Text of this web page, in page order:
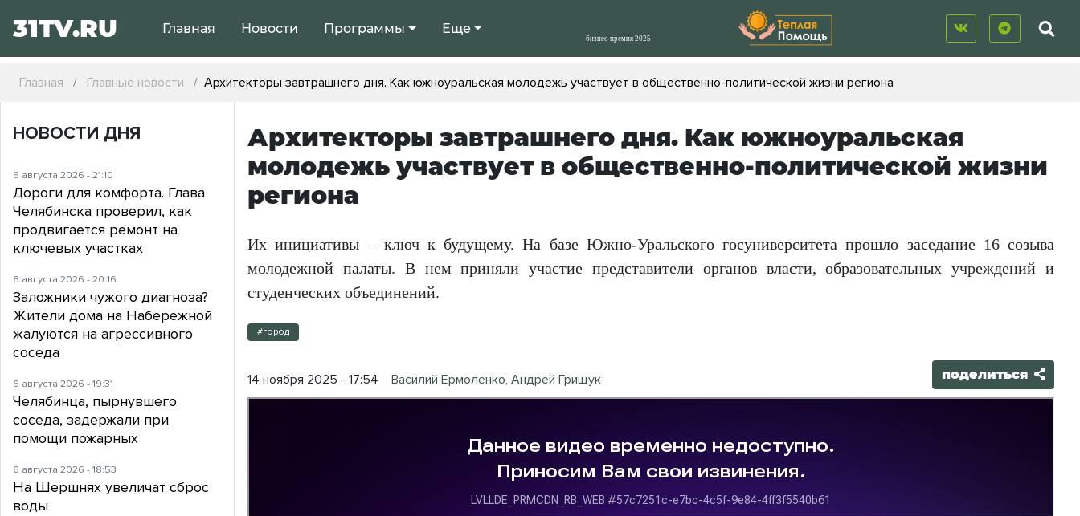
31TV.RU Главная Новости Программы Еще
Главная Главные новости Архитекторы завтрашнего дня. Как южноуральская молодежь участвует в общественно-политической жизни региона
Архитекторы завтрашнего дня. Как южноуральская
молодежь участвует в общественно-политической жизни
региона
Их инициативы – ключ к будущему. На базе Южно-Уральского госуниверситета прошло заседание 16 созыва
молодежной палаты. В нем приняли участие представители органов власти, образовательных учреждений и
студенческих объединений.
#город
14 ноября 2025 - 17:54 Василий Ермоленко, Андрей Грищук поделиться
НОВОСТИ ДНЯ
6 августа 2026 - 21:10
Дороги для комфорта. Глава
Челябинска проверил, как
продвигается ремонт на
ключевых участках
6 августа 2026 - 20:16
Заложники чужого диагноза?
Жители дома на Набережной
жалуются на агрессивного
соседа
6 августа 2026 - 19:31
Челябинца, пырнувшего
соседа, задержали при
помощи пожарных
6 августа 2026 - 18:53
На Шершнях увеличат сброс
воды